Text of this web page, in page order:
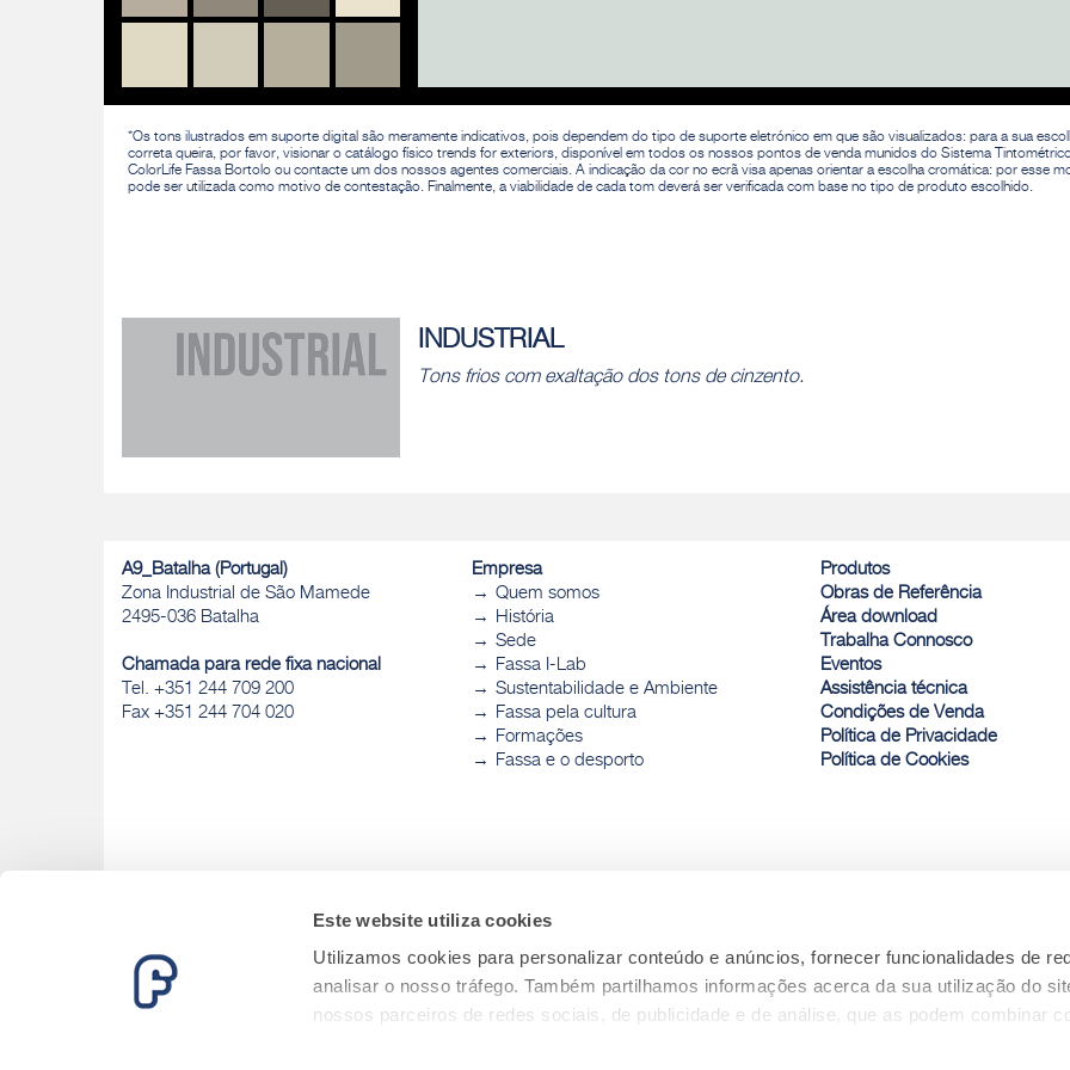
Este website utiliza cookies
Utilizamos cookies para personalizar conteúdo e anúncios, fornecer funcionalidades de
analisar o nosso tráfego. Também partilhamos informações acerca da sua utilização do
nossos parceiros de redes sociais, de publicidade e de análise, que as podem combinar
*Os tons ilustrados em suporte digital são meramente indicativos, pois dependem do tipo de suporte eletrónico em que são visualizados: para a sua
correta queira, por favor, visionar o catálogo físico trends for exteriors, disponível em todos os nossos pontos de venda munidos do Sistema
ColorLife Fassa Bortolo ou contacte um dos nossos agentes comerciais. A indicação da cor no ecrã visa apenas orientar a escolha cromática: por esse
pode ser utilizada como motivo de contestação. Finalmente, a viabilidade de cada tom deverá ser verificada com base no tipo de produto escolhido.
INDUSTRIAL
Tons frios com exaltação dos tons de cinzento.
A9_Batalha (Portugal)
Zona Industrial de São Mamede
2495-036 Batalha
Chamada para rede fixa nacional
Tel. +351 244 709 200
Fax +351 244 704 020
Empresa
Quem somos
História
Sede
Fassa I-Lab
Sustentabilidade e Ambiente
Fassa pela cultura
Formações
Fassa e o desporto
Produtos
Obras de Referência
Área download
Trabalha Connosco
Eventos
Assistência técnica
Condições de Venda
Política de Privacidade
Política de Cookies